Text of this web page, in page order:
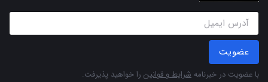
عضویت
با عضویت در خبرنامه شرایط و قوانین را خواهید پذیرفت.